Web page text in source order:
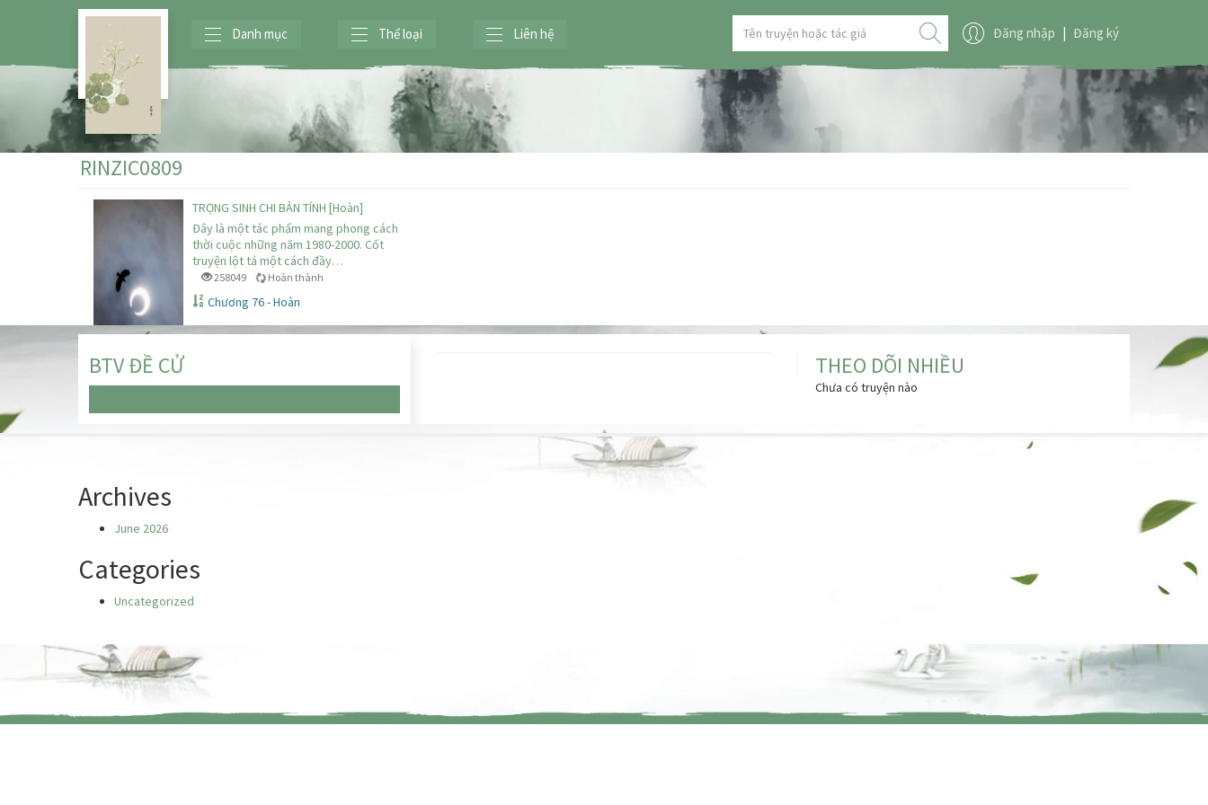
Danh mục Thể loại Liên hệ Đăng nhập | Đăng ký
RINZIC0809
TRỌNG SINH CHI BẢN TÍNH [Hoàn]
Đây là một tác phẩm mang phong cách
thời cuộc những năm 1980-2000. Cốt
truyện lột tả một cách đầy…
258049 Hoàn thành
Chương 76 - Hoàn
BTV ĐỀ CỬ THEO DÕI NHIỀU
Chưa có truyện nào
Archives
June 2026
Categories
Uncategorized